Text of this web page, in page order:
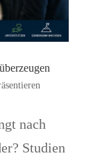
nach
Studien